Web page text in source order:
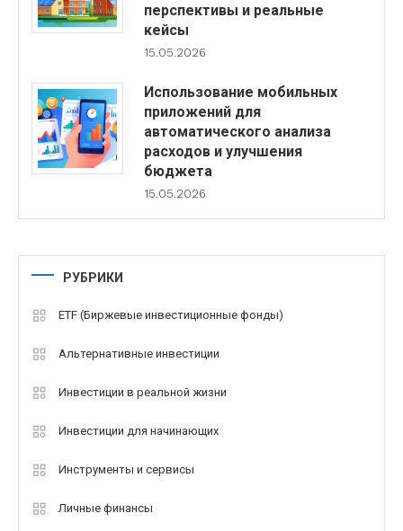
перспективы и реальные
кейсы
15.05.2026
Использование мобильных
приложений для
автоматического анализа
расходов и улучшения
бюджета
15.05.2026
РУБРИКИ
ETF (Биржевые инвестиционные фонды)
Альтернативные инвестиции
Инвестиции в реальной жизни
Инвестиции для начинающих
Инструменты и сервисы
Личные финансы